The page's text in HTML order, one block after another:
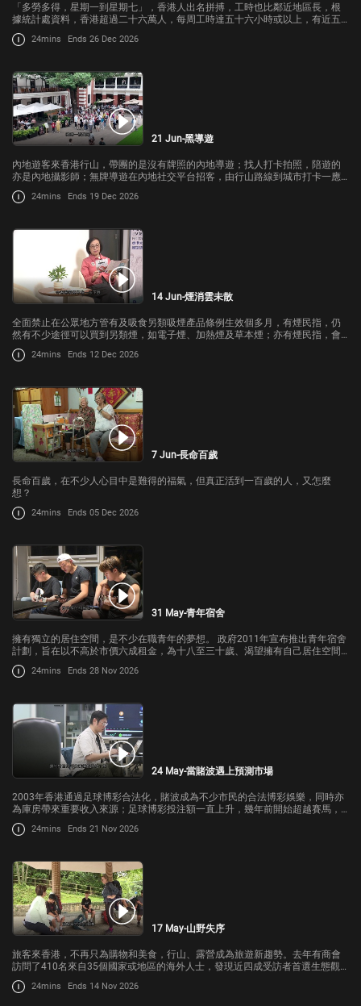
「多勞多得，星期一到星期七」，香港人出名拼搏，工時也比鄰近地區長，根
據統計處資料，香港超過二十六萬人，每周工時達五十六小時或以上，有近五
萬人工時達七十二小時或以上。
24mins Ends 26 Dec 2026
21 Jun-黑導遊
內地遊客來香港行山，帶團的是沒有牌照的內地導遊；找人打卡拍照，陪遊的
亦是內地攝影師；無牌導遊在內地社交平台招客，由行山路線到城市打卡一應
俱全。根據《旅遊業條例》，無牌導遊最高可被罰款五萬元及監禁一年，...
24mins Ends 19 Dec 2026
14 Jun-煙消雲未散
全面禁止在公眾地方管有及吸食另類吸煙產品條例生效個多月，有煙民指，仍
然有不少途徑可以買到另類煙，如電子煙、加熱煙及草本煙；亦有煙民指，會
轉回吸食傳統煙，但目前合法香煙每包零售價近百元，因此會光顧平價的私煙
及「白牌煙」市場。
24mins Ends 12 Dec 2026
7 Jun-長命百歲
長命百歲，在不少人心目中是難得的福氣，但真正活到一百歲的人，又怎麼
想？
24mins Ends 05 Dec 2026
31 May-青年宿舍
擁有獨立的居住空間，是不少在職青年的夢想。 政府2011年宣布推出青年宿舍
計劃，旨在以不高於市價六成租金，為十八至三十歲、渴望擁有自己居住空間
的青年提供居所，首輪宿舍單位供應目標為三千個
24mins Ends 28 Nov 2026
24 May-當賭波遇上預測市場
2003年香港通過足球博彩合法化，賭波成為不少市民的合法博彩娛樂，同時亦
為庫房帶來重要收入來源；足球博彩投注額一直上升，幾年前開始超越賽馬，
而足球博彩稅佔比率也同樣上升，去年比重亦超越賽馬。
24mins Ends 21 Nov 2026
17 May-山野失序
旅客來香港，不再只為購物和美食，行山、露營成為旅遊新趨勢。去年有商會
訪問了410名來自35個國家或地區的海外人士，發現近四成受訪者首選生態觀
光作為旅遊目的，而西貢、大澳及四徑是首三個挑選的目的地。
24mins Ends 14 Nov 2026